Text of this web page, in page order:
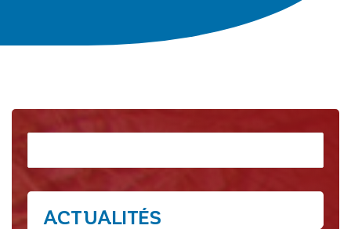
ACTUALITÉS